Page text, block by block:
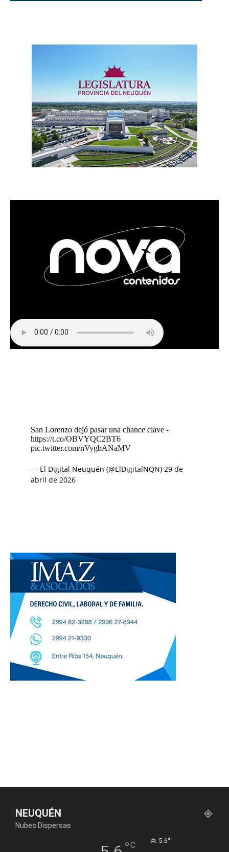
San Lorenzo dejó pasar una chance clave -
https://t.co/OBVYQC2BT6
pic.twitter.com/nVygbANaMV
— El Digital Neuquén (@ElDigitalNQN) 29 de
abril de 2026
NEUQUÉN
Nubes Dispersas
°C 5.6°